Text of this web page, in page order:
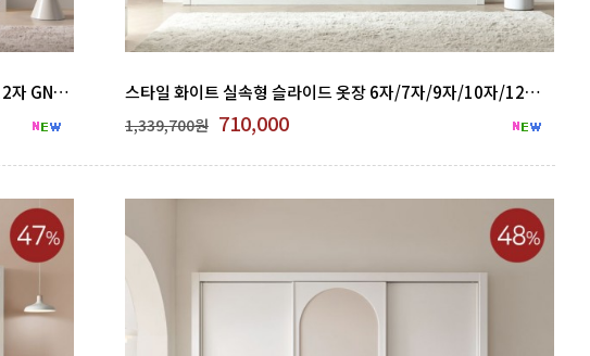
클린트Ⅱ 실속형 슬라이드 옷장 6자/7자/9자/10자/12자 GNB 500-07 스타일 화이트 실속형 슬라이드 옷장 6자/7자/9자/10자/12자 GNB 500-08
1,339,700원 710,000